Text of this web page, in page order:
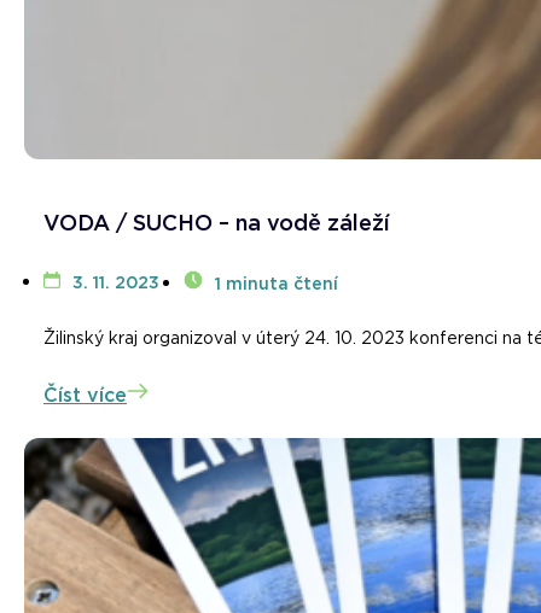
VODA / SUCHO – na vodě záleží
3. 11. 2023 1 minuta čtení
Žilinský kraj organizoval v úterý 24. 10. 2023 konferenci na
Číst více